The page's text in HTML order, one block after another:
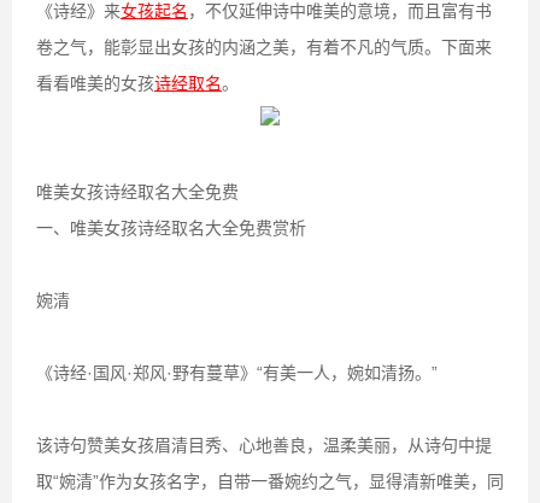
《诗经》来女孩起名 ，不仅延伸诗中唯美的意境，而且富有书
卷之气，能彰显出女孩的内涵之美，有着不凡的气质。下面来
看看唯美的女孩诗经取名。
唯美女孩诗经取名大全免费
一、唯美女孩诗经取名大全免费赏析
婉清
《诗经·国风·郑风·野有蔓草》“有美一人，婉如清扬。”
该诗句赞美女孩眉清目秀、心地善良，温柔美丽，从诗句中提
取“婉清”作为女孩名字，自带一番婉约之气，显得清新唯美，同